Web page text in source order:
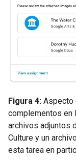
Figura 4: Aspecto
complementos en
archivos adjuntos
Culture y un
esta tarea en